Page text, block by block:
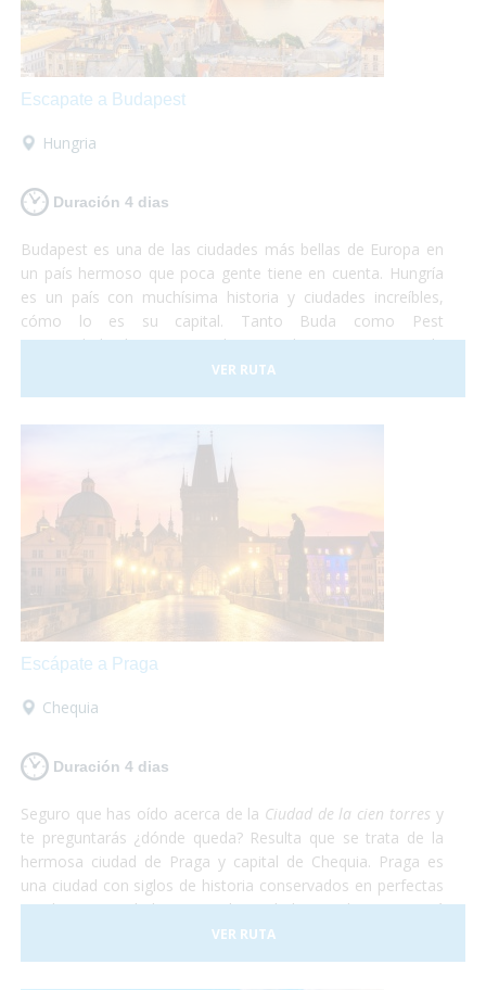
Escapate a Budapest
Hungria
Duración 4 dias
Budapest es una de las ciudades más bellas de Europa en
un país hermoso que poca gente tiene en cuenta. Hungría
es un país con muchísima historia y ciudades increíbles,
cómo lo es su capital. Tanto Buda como Pest
eran ciudades hermosas y ahora que lucen como una sola
son la combinación más bella que puedas imaginar. Así que
si tienes unos días no te lo pienses más y vete a conocer
tus necesidades y tu... ¡deberás encargarte de disfrutar!
VER RUTA
Escápate a Praga
Chequia
Duración 4 dias
Seguro que has oído acerca de la Ciudad de la cien torres y
te preguntarás ¿dónde queda? Resulta que se trata de la
hermosa ciudad de Praga y capital de Chequia. Praga es
una ciudad con siglos de historia conservados en perfectas
condiciones. Debido a esto, la Ciudad Vieja de Praga está
considerada Patrimonio de la Humanidad por la UNESCO.
De Praga solamente te irás maravillado. Te aseguramos
VER RUTA